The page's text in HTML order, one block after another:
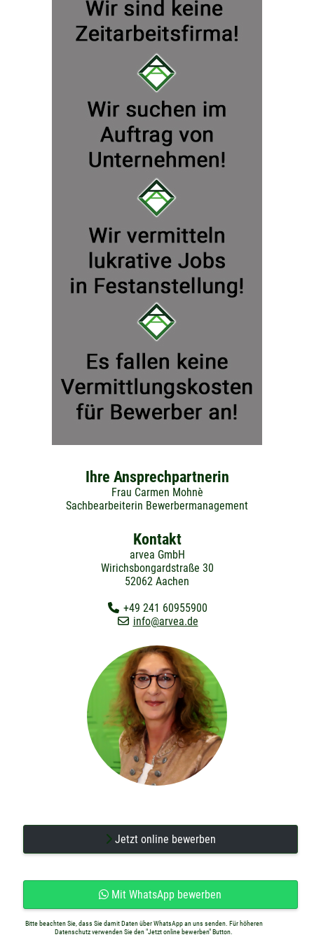
Ihre Ansprechpartnerin
Frau Carmen Mohnè
Sachbearbeiterin Bewerbermanagement
Kontakt
arvea GmbH
Wirichsbongardstraße 30
52062 Aachen
+49 241 60955900
info@arvea.de
Jetzt online bewerben
Mit WhatsApp bewerben
Bitte beachten Sie, dass Sie damit Daten über WhatsApp an uns senden. Für höheren
Datenschutz verwenden Sie den "Jetzt online bewerben" Button.